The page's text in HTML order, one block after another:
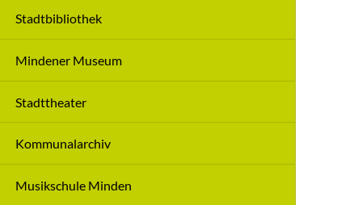
Stadtbibliothek
Mindener Museum
Stadttheater
Kommunalarchiv
Musikschule Minden